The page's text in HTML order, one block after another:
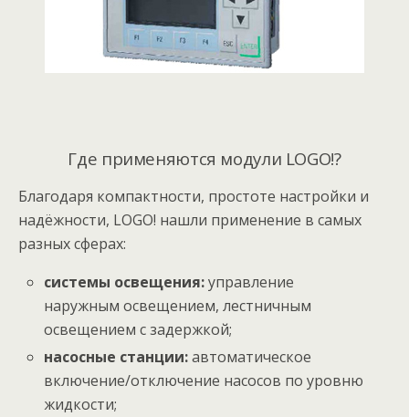
Где применяются модули LOGO!?
Благодаря компактности, простоте настройки и
надёжности, LOGO! нашли применение в самых
разных сферах:
системы освещения:управление
наружным освещением, лестничным
освещением с задержкой;
насосные станции:автоматическое
включение/отключение насосов по уровню
жидкости;